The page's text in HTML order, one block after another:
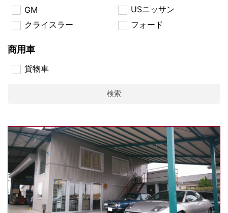
GM
USニッサン
クライスラー
フォード
商用車
貨物車
検索